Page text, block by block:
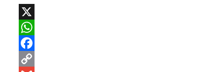
X
WhatsApp
Facebook